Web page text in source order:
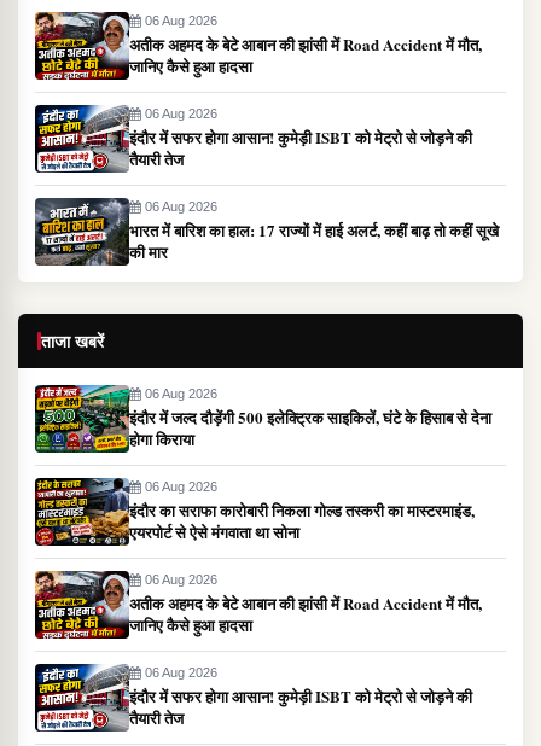
06 Aug 2026
अतीक अहमद के बेटे आबान की झांसी में Road Accident में मौत,
जानिए कैसे हुआ हादसा
06 Aug 2026
इंदौर में सफर होगा आसान! कुमेड़ी ISBT को मेट्रो से जोड़ने की
तैयारी तेज
06 Aug 2026
भारत में बारिश का हाल: 17 राज्यों में हाई अलर्ट, कहीं बाढ़ तो कहीं सूखे
की मार
ताजा खबरें
06 Aug 2026
इंदौर में जल्द दौड़ेंगी 500 इलेक्ट्रिक साइकिलें, घंटे के हिसाब से देना
होगा किराया
06 Aug 2026
इंदौर का सराफा कारोबारी निकला गोल्ड तस्करी का मास्टरमाइंड,
एयरपोर्ट से ऐसे मंगवाता था सोना
06 Aug 2026
अतीक अहमद के बेटे आबान की झांसी में Road Accident में मौत,
जानिए कैसे हुआ हादसा
06 Aug 2026
इंदौर में सफर होगा आसान! कुमेड़ी ISBT को मेट्रो से जोड़ने की
तैयारी तेज